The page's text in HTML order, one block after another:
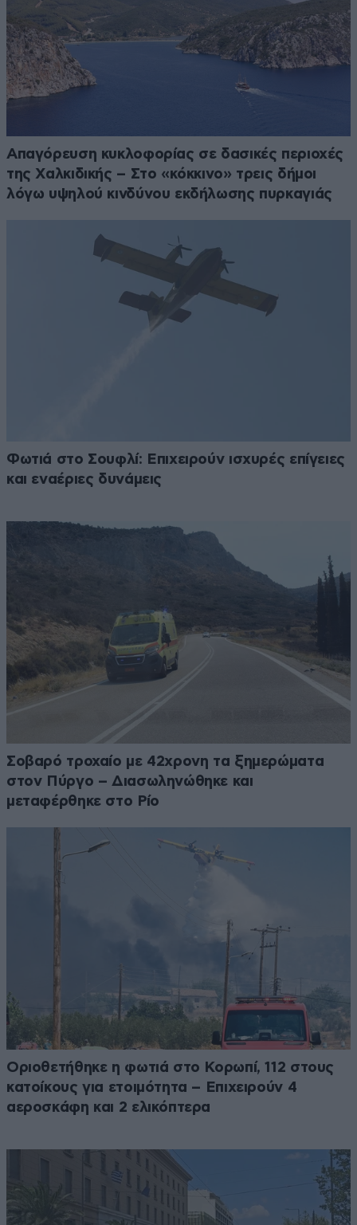
Απαγόρευση κυκλοφορίας σε δασικές περιοχές
της Χαλκιδικής – Στο «κόκκινο» τρεις δήμοι
λόγω υψηλού κινδύνου εκδήλωσης πυρκαγιάς
Φωτιά στο Σουφλί: Επιχειρούν ισχυρές επίγειες
και εναέριες δυνάμεις
Σοβαρό τροχαίο με 42χρονη τα ξημερώματα
στον Πύργο – Διασωληνώθηκε και
μεταφέρθηκε στο Ρίο
Οριοθετήθηκε η φωτιά στο Κορωπί, 112 στους
κατοίκους για ετοιμότητα – Επιχειρούν 4
αεροσκάφη και 2 ελικόπτερα